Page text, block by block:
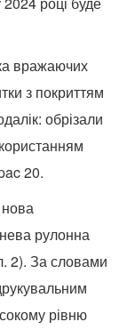
вражаючих
з покриттям
обрізали
20.
рулонна
2). За словами
рівню